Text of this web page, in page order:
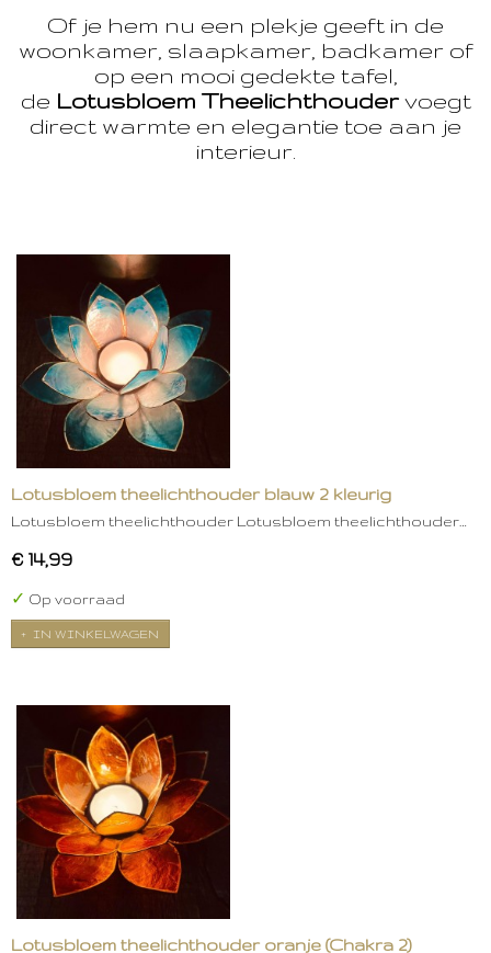
Of je hem nu een plekje geeft in de
woonkamer, slaapkamer, badkamer of
op een mooi gedekte tafel,
de Lotusbloem Theelichthoudervoegt
direct warmte en elegantie toe aan je
interieur.
Lotusbloem theelichthouder blauw 2 kleurig
Lotusbloem theelichthouder Lotusbloem theelichthouder…
€ 14,99
✓ Op voorraad
IN WINKELWAGEN
Lotusbloem theelichthouder oranje (Chakra 2)